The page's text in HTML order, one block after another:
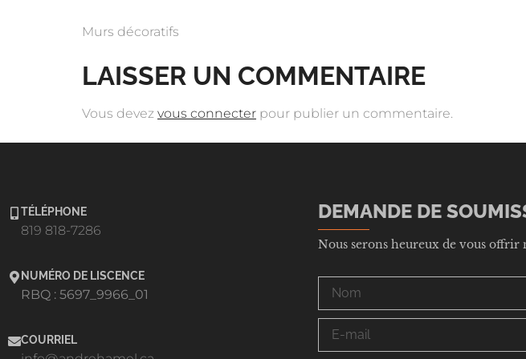
Murs décoratifs
LAISSER UN COMMENTAIRE
Vous devez vous connecter pour publier un commentaire.
TÉLÉPHONE
819 818-7286
NUMÉRO DE LISCENCE
RBQ : 5697_9966_01
COURRIEL
DEMANDE DE
Nous serons heureux de vous